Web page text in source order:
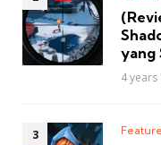
yang
4 years